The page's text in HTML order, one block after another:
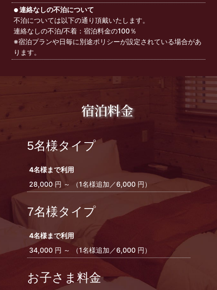
連絡なしの不泊について
不泊については以下の通り頂戴いたします。
連絡なしの不泊/不着：宿泊料金の100％
※宿泊プランや日毎に別途ポリシーが設定されている場合があ
ります。
5名様タイプ
4名様まで利用
28,000 円 ～ （1名様追加／6,000 円）
7名様タイプ
4名様まで利用
34,000 円 ～ （1名様追加／6,000 円）
お子さま料金